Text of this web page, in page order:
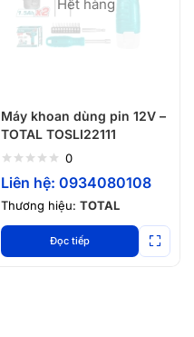
Hết hàng
Máy khoan dùng pin 12V –
TOTAL TOSLI22111
0
Liên hệ: 0934080108
Thương hiệu: TOTAL
Đọc tiếp